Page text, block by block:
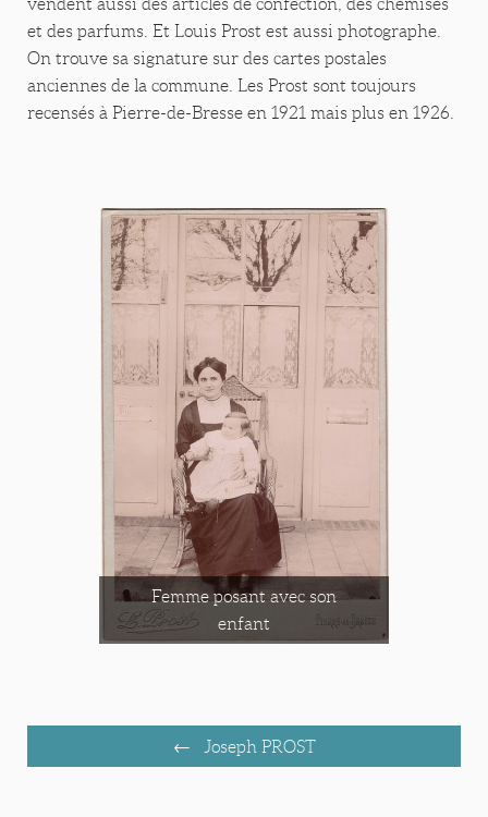
vendent aussi des articles de confection, des chemises
et des parfums. Et Louis Prost est aussi photographe.
On trouve sa signature sur des cartes postales
anciennes de la commune. Les Prost sont toujours
recensés à Pierre-de-Bresse en 1921 mais plus en 1926.
Femme posant avec son
enfant
Joseph PROST